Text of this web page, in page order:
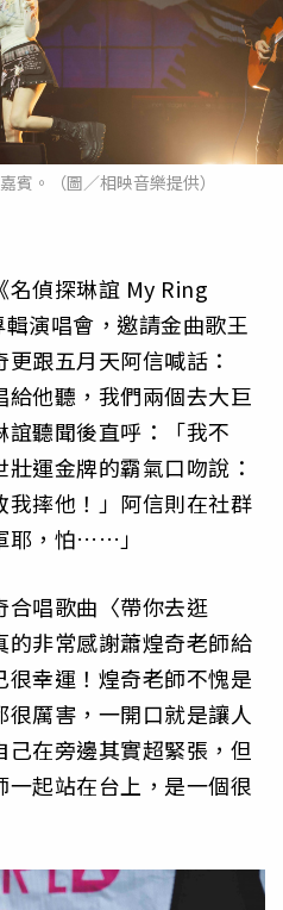
賓。（圖／相映音樂提供）
名偵探琳誼 My Ring
演唱會，邀請金曲歌王
跟五月天阿信喊話：
給他聽，我們兩個去大巨
聽聞後直呼：「我不
運金牌的霸氣口吻說：
我摔他！」阿信則在社群
耶，怕……」
合唱歌曲〈帶你去逛
非常感謝蕭煌奇老師給
幸運！煌奇老師不愧是
厲害，一開口就是讓人
在旁邊其實超緊張，但
起站在台上，是一個很